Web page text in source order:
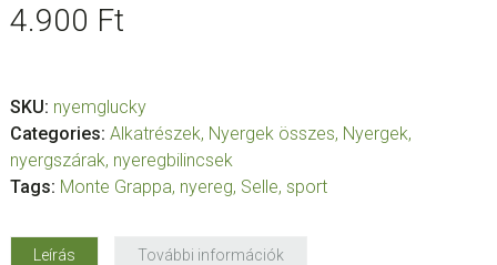
4.900 Ft
SKU: nyemglucky
Categories: Alkatrészek, Nyergek összes, Nyergek,
nyergszárak, nyeregbilincsek
Tags: Monte Grappa, nyereg, Selle, sport
Leírás További információk